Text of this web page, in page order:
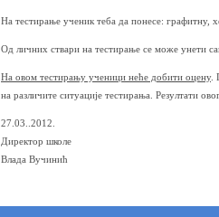
На тестирање ученик теба да понесе: графитну,
Од личних ствари на тестирање се може унети
На овом тестирању ученици неће добити оцену.
на различите ситуације тестирања. Резултати
27.03..2012.
Директор школе
Влада Вучинић